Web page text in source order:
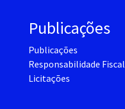
Publicações
Publicações
Responsabilidade Fiscal
Licitações